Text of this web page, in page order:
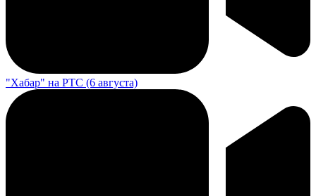
"Хабар" на РТС (6 августа)